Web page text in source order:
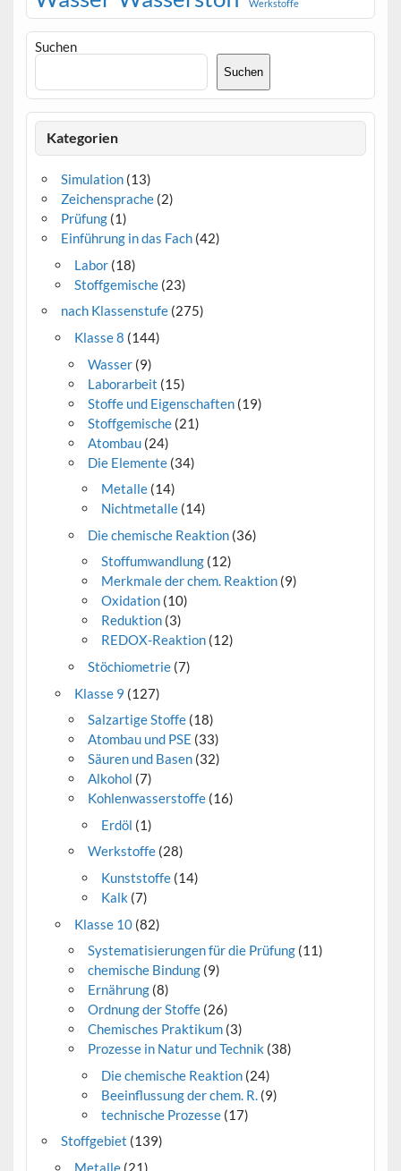
Werkstoffe
Suchen
Suchen
Kategorien
Simulation(13)
Zeichensprache(2)
Prüfung(1)
Einführung in das Fach(42)
Labor(18)
Stoffgemische(23)
nach Klassenstufe(275)
Klasse 8 (144)
Wasser (9)
Laborarbeit (15)
Stoffe und Eigenschaften (19)
Stoffgemische (21)
Atombau (24)
Die Elemente (34)
Metalle (14)
Nichtmetalle (14)
Die chemische Reaktion (36)
Stoffumwandlung (12)
Merkmale der chem. Reaktion (9)
Oxidation (10)
Reduktion (3)
REDOX-Reaktion (12)
Stöchiometrie (7)
Klasse 9 (127)
Salzartige Stoffe (18)
Atombau und PSE (33)
Säuren und Basen (32)
Alkohol (7)
Kohlenwasserstoffe (16)
Erdöl (1)
Werkstoffe (28)
Kunststoffe (14)
Kalk (7)
Klasse 10(82)
Systematisierungen für die Prüfung (11)
chemische Bindung (9)
Ernährung (8)
Ordnung der Stoffe (26)
Chemisches Praktikum (3)
Prozesse in Natur und Technik (38)
Die chemische Reaktion (24)
Beeinflussung der chem. R. (9)
technische Prozesse (17)
Stoffgebiet (139)
Metalle(21)